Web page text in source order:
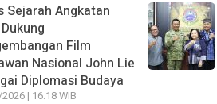
Sejarah Angkatan
Film
Nasional John Lie
Diplomasi Budaya
| 16:18 WIB